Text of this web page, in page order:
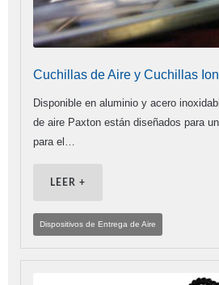
Cuchillas de Aire y Cuchillas
Disponible en aluminio y acero
de aire Paxton están diseñados para
para el…
LEER +
Dispositivos de Entrega de Aire